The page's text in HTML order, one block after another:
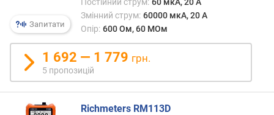
а
в
і
д
г
у
к
Запитати
Змінний струм: 60000 мкА, 20 А
Опір: 600 Ом, 60 МОм
1 692 — 1 779 грн.
5 пропозицій
Richmeters RM113D